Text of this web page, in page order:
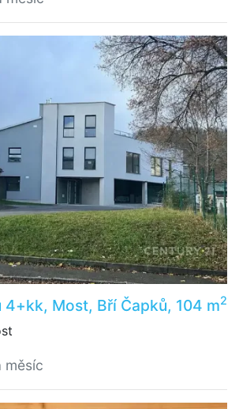
4+kk, Most, Bří Čapků, 104 m2
měsíc